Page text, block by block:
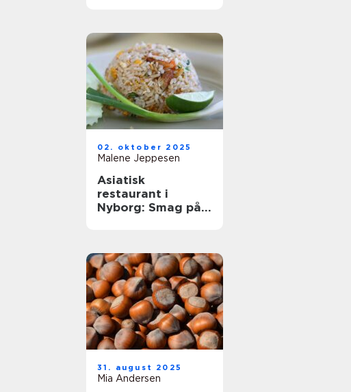
02. oktober 2025
Malene Jeppesen
Asiatisk
restaurant i
Nyborg: Smag på
31. august 2025
Mia Andersen